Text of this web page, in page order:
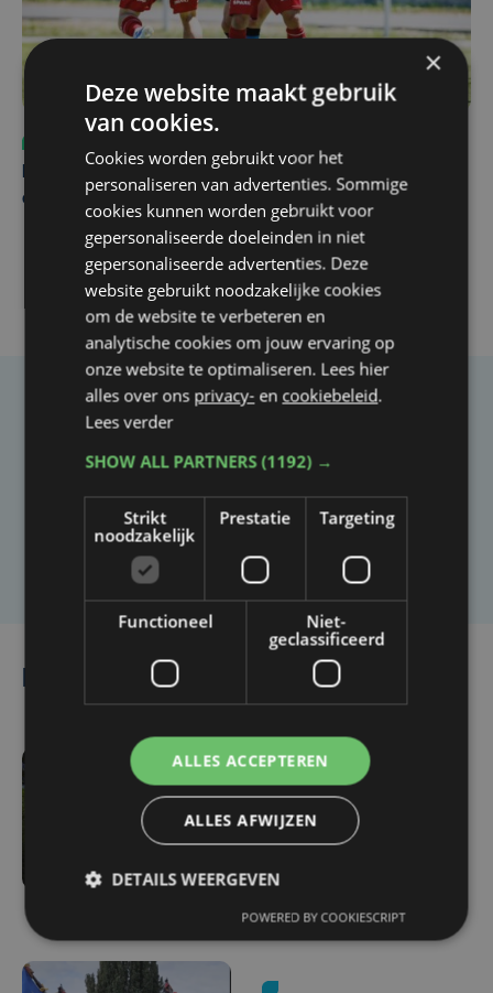
Net voor kraker tegen Essevee: match van KV Kortrijk
op Anderlecht uitgesteld door Europees voetbal
Taalfout opgemerkt?
Heb je een taal- of schrijffout opgemerkt in dit
Laat het ons weten
Lees ook
ma 2 maart | 11:25
100 jaar Last Post onder
Menenpoort: alle 55.000
voorgelezen
×
Deze website maakt gebruik
van cookies.
Cookies worden gebruikt voor het
personaliseren van advertenties. Sommige
cookies kunnen worden gebruikt voor
gepersonaliseerde doeleinden in niet
gepersonaliseerde advertenties. Deze
website gebruikt noodzakelijke cookies
om de website te verbeteren en
analytische cookies om jouw ervaring op
onze website te optimaliseren. Lees hier
alles over ons privacy- en cookiebeleid.
Lees verder
SHOW ALL PARTNERS(1192) →
Strikt
noodzakelijk
Prestatie Targeting
Functioneel
Niet-
geclassificeerd
ALLES ACCEPTEREN
ALLES AFWIJZEN
DETAILS WEERGEVEN
POWERED BY COOKIESCRIPT